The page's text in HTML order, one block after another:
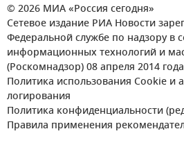
© 2026 МИА «Россия сегодня»
Сетевое издание РИА Новости
Федеральной службе по надзору в
информационных технологий и
(Роскомнадзор) 08 апреля 2014
Политика использования Cookie и
логирования
Политика конфиденциальности
Правила применения